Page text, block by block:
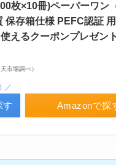
枚×10冊)ペーパーワン
保存箱仕様 PEFC認証
えるクーポンプレゼン
市場調べ）
Amazonで探
／
す